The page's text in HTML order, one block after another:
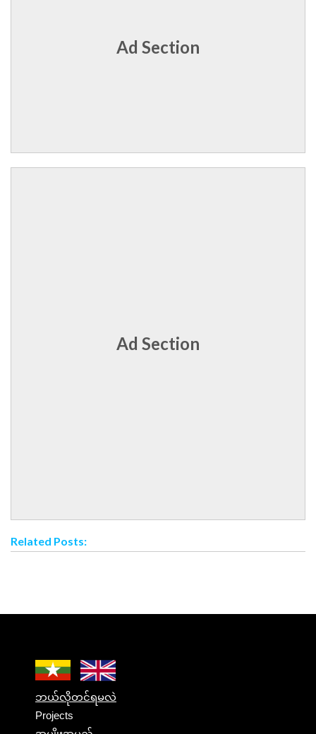
Ad Section
Ad Section
Related Posts:
ဘယ်လိုတင်ရမလဲ
Projects